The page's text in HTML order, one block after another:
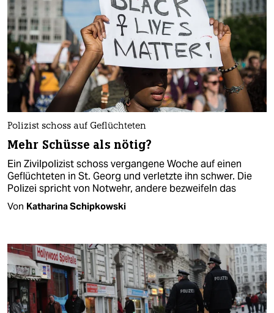
Polizist schoss auf Geflüchteten
Mehr Schüsse als nötig?
Ein Zivilpolizist schoss vergangene Woche auf einen
Geflüchteten in St. Georg und verletzte ihn schwer. Die
Polizei spricht von Notwehr, andere bezweifeln das
Von Katharina Schipkowski